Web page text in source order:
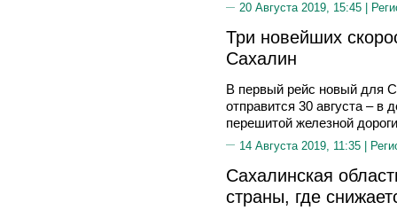
20 Августа 2019, 15:45 |
Три новейших
Сахалин
В первый рейс новый для
отправится 30 августа – в
перешитой железной дороги
14 Августа 2019, 11:35 |
Сахалинская
страны, где